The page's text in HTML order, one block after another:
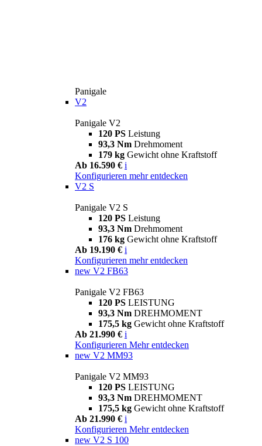
Panigale
V2
Panigale V2
120 PS Leistung
93,3 Nm Drehmoment
179 kg Gewicht ohne Kraftstoff
Ab 16.590 € i
Konfigurieren mehr entdecken
V2 S
Panigale V2 S
120 PS Leistung
93,3 Nm Drehmoment
176 kg Gewicht ohne Kraftstoff
Ab 19.190 € i
Konfigurieren mehr entdecken
new V2 FB63
Panigale V2 FB63
120 PS LEISTUNG
93,3 Nm DREHMOMENT
175,5 kg Gewicht ohne Kraftstoff
Ab 21.990 € i
Konfigurieren Mehr entdecken
new V2 MM93
Panigale V2 MM93
120 PS LEISTUNG
93,3 Nm DREHMOMENT
175,5 kg Gewicht ohne Kraftstoff
Ab 21.990 € i
Konfigurieren Mehr entdecken
new V2 S 100